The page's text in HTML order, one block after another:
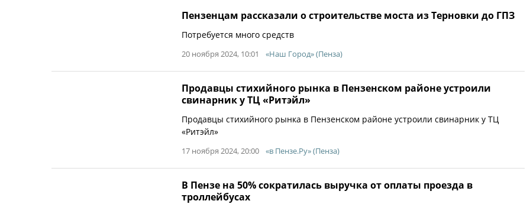
Пензенцам рассказали о строительстве моста из Терновки до ГПЗ
Потребуется много средств
20 ноября 2024, 10:01 «Наш Город» (Пенза)
Продавцы стихийного рынка в Пензенском районе устроили
свинарник у ТЦ «Ритэйл»
Продавцы стихийного рынка в Пензенском районе устроили свинарник у ТЦ
«Ритэйл»
17 ноября 2024, 20:00 «в Пензе.Ру» (Пенза)
В Пензе на 50% сократилась выручка от оплаты проезда в
троллейбусах